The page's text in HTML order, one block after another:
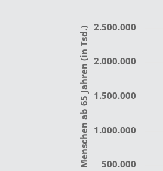
Menschen ab 65 Jahren (in Tsd.) 500.000
1.000.000
1.500.000
2.000.000
2.500.000